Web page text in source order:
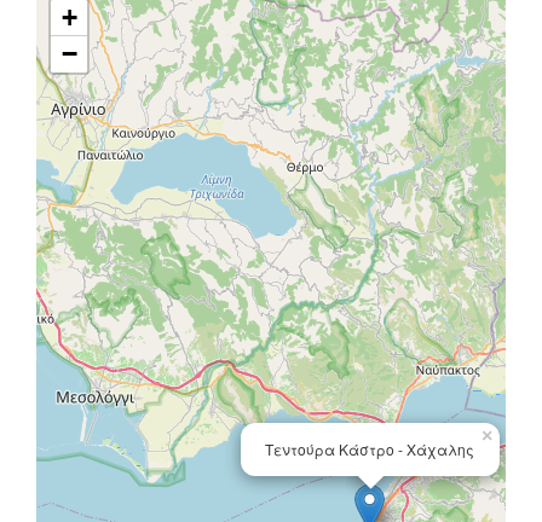
Τεντούρα Κάστρο - Χάχαλης
×
+
−